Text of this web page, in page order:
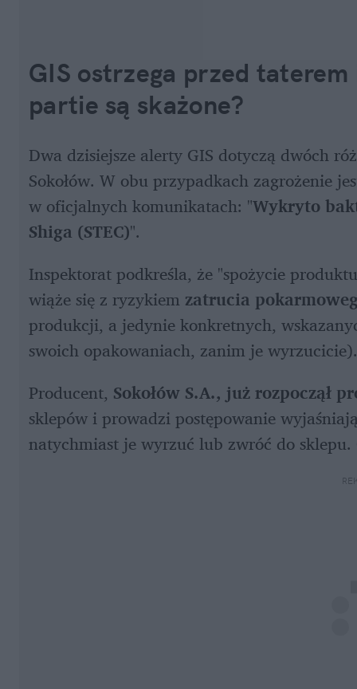
GIS ostrzega przed
partie są skażone?
Dwa dzisiejsze alerty GIS dotyczą dwóch
Sokołów. W obu przypadkach zagrożenie
w oficjalnych komunikatach: "Wykryto
Shiga (STEC)".
Inspektorat podkreśla, że "spożycie
wiąże się z ryzykiem zatrucia
produkcji, a jedynie konkretnych,
swoich opakowaniach, zanim je wyrzucicie).
Producent, Sokołów S.A., już rozpoczął
sklepów i prowadzi postępowanie
natychmiast je wyrzuć lub zwróć do